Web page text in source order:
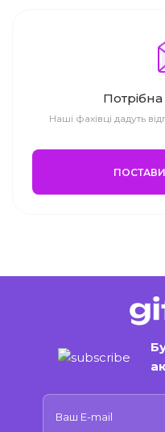
Потрібна
Наші фахівці дадуть